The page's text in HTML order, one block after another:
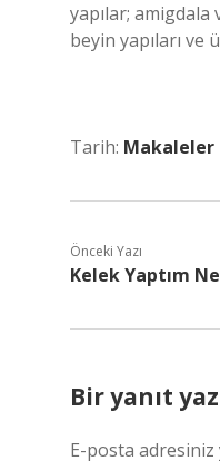
yapılar;
beyin yapıları
Tarih: Makaleler
Önceki Yazı
Kelek Yaptım
Bir yanıt
E-posta adresiniz